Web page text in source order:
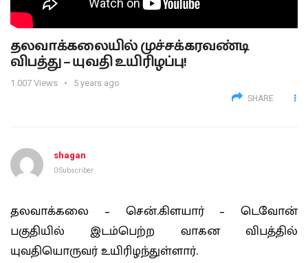
தலவாக்கலையில் முச்சக்கரவண்டி
விபத்து – யுவதி உயிரிழப்பு!
1.007 Views 5 years ago
SHARE
shagan
0 Subscriber
தலவாக்கலை – சென்.கிளயார் – டெவோன்
பகுதியில் இடம்பெற்ற வாகன விபத்தில்
யுவதியொருவர் உயிரிழந்துள்ளார்.